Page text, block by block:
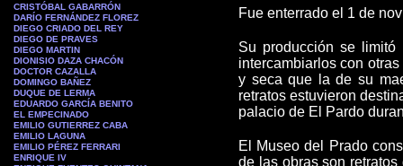
CRISTÓBAL GABARRÓN
DARÍO FERNÁNDEZ FLOREZ
DIEGO CRIADO DEL REY
DIEGO DE PRAVES
DIEGO MARTIN
DIONISIO DAZA CHACÓN
DOCTOR CAZALLA
DOMINGO BAÑEZ
DUQUE DE LERMA
EDUARDO GARCÍA BENITO
EL EMPECINADO
EMILIO GUTIERREZ CABA
EMILIO LAGUNA
EMILIO PÉREZ FERRARI
ENRIQUE IV
Fue enterrado el 1 de
Su producción se limitó
intercambiarlos con
y seca que la de su
retratos estuvieron
palacio de El Pardo
El Museo del Prado
de las obras son